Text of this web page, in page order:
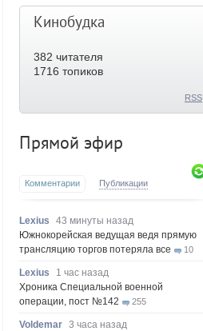
Кинобудка
382 читателя
1716 топиков
RSS
Прямой эфир
Комментарии Публикации
Lexius
43 минуты назад
Южнокорейская ведущая ведя прямую
трансляцию торгов потеряла все
10
Lexius
1 час назад
Хроника Специальной военной
операции, пост №142
255
Voldemar 3 часа назад